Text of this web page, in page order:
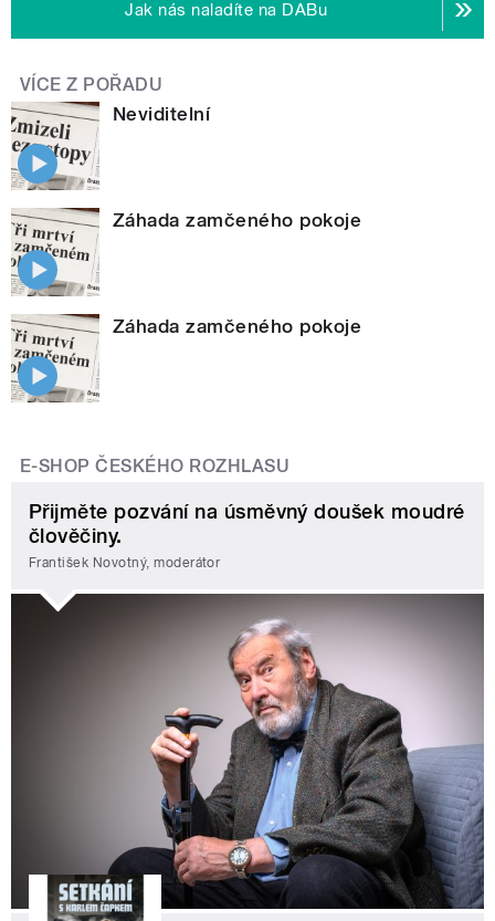
Jak nás naladíte na DABu
VÍCE Z POŘADU
Neviditelní
Záhada zamčeného pokoje
Záhada zamčeného pokoje
E-SHOP ČESKÉHO ROZHLASU
Přijměte pozvání na úsměvný doušek moudré
člověčiny.
František Novotný, moderátor